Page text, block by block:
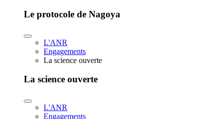
Le protocole de Nagoya
L'ANR
Engagements
La science ouverte
La science ouverte
L'ANR
Engagements